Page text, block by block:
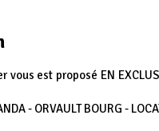
vous est proposé EN
- ORVAULT BOURG -